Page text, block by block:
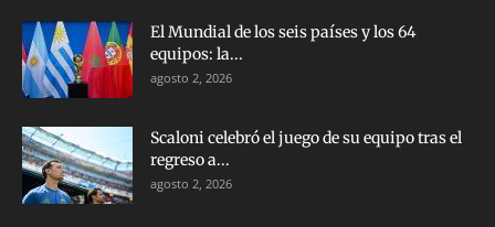
El Mundial de los seis países y los 64
equipos: la...
agosto 2, 2026
Scaloni celebró el juego de su equipo tras el
regreso a...
agosto 2, 2026